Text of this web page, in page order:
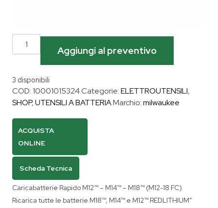
Aggiungi al preventivo
3 disponibili
COD:10001015324Categorie:ELETTROUTENSILI,
SHOP,UTENSILI A BATTERIAMarchio:milwaukee
ACQUISTA
ONLINE
Scheda Tecnica
Caricabatterie Rapido M12™ – M14™ – M18™ (M12-18 FC)
Ricarica tutte le batterie M18™, M14™ e M12™ REDLITHIUM”